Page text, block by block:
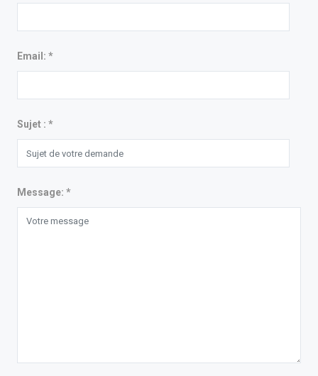
Email: *
Sujet : *
Message: *